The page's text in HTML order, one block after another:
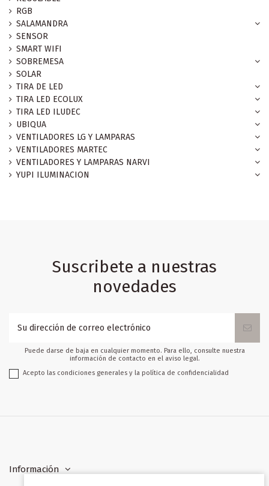
RGB
SALAMANDRA
SENSOR
SMART WIFI
SOBREMESA
SOLAR
TIRA DE LED
TIRA LED ECOLUX
TIRA LED ILUDEC
UBIQUA
VENTILADORES LG Y LAMPARAS
VENTILADORES MARTEC
VENTILADORES Y LAMPARAS NARVI
YUPI ILUMINACION
Suscribete a nuestras
novedades
Puede darse de baja en cualquier momento. Para ello, consulte nuestra
información de contacto en el aviso legal.
Acepto las condiciones generales y la política de confidencialidad
Información